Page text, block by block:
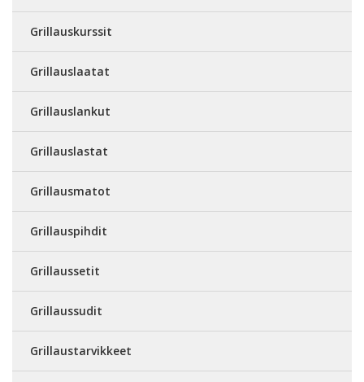
Grillauskurssit
Grillauslaatat
Grillauslankut
Grillauslastat
Grillausmatot
Grillauspihdit
Grillaussetit
Grillaussudit
Grillaustarvikkeet